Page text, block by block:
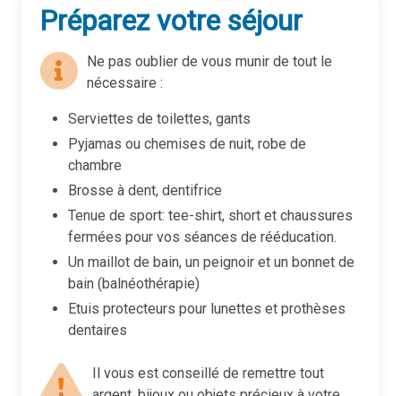
Préparez votre séjour
Ne pas oublier de vous munir de tout le
nécessaire :
Serviettes de toilettes, gants
Pyjamas ou chemises de nuit, robe de
chambre
Brosse à dent, dentifrice
Tenue de sport: tee-shirt, short et chaussures
fermées pour vos séances de rééducation.
Un maillot de bain, un peignoir et un bonnet de
bain (balnéothérapie)
Etuis protecteurs pour lunettes et prothèses
dentaires
Il vous est conseillé de remettre tout